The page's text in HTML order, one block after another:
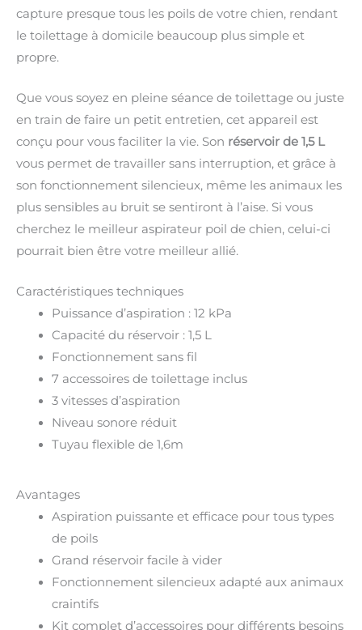
capture presque tous les poils de votre chien, rendant
le toilettage à domicile beaucoup plus simple et
propre.
Que vous soyez en pleine séance de toilettage ou juste
en train de faire un petit entretien, cet appareil est
conçu pour vous faciliter la vie. Son réservoir de 1,5 L
vous permet de travailler sans interruption, et grâce à
son fonctionnement silencieux, même les animaux les
plus sensibles au bruit se sentiront à l’aise. Si vous
cherchez le meilleur aspirateur poil de chien, celui-ci
pourrait bien être votre meilleur allié.
Caractéristiques techniques
Puissance d’aspiration : 12 kPa
Capacité du réservoir : 1,5 L
Fonctionnement sans fil
7 accessoires de toilettage inclus
3 vitesses d’aspiration
Niveau sonore réduit
Tuyau flexible de 1,6m
Avantages
Aspiration puissante et efficace pour tous types
de poils
Grand réservoir facile à vider
Fonctionnement silencieux adapté aux animaux
craintifs
Kit complet d’accessoires pour différents besoins